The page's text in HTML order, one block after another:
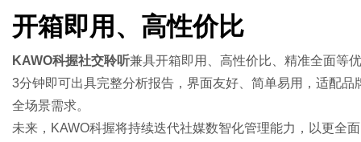
开箱即用、高性价比
KAWO科握社交聆听兼具开箱即用、高性价比、精准全面等
3分钟即可出具完整分析报告，界面友好、简单易用，适配
全场景需求。
未来，KAWO科握将持续迭代社媒数智化管理能力，以更全